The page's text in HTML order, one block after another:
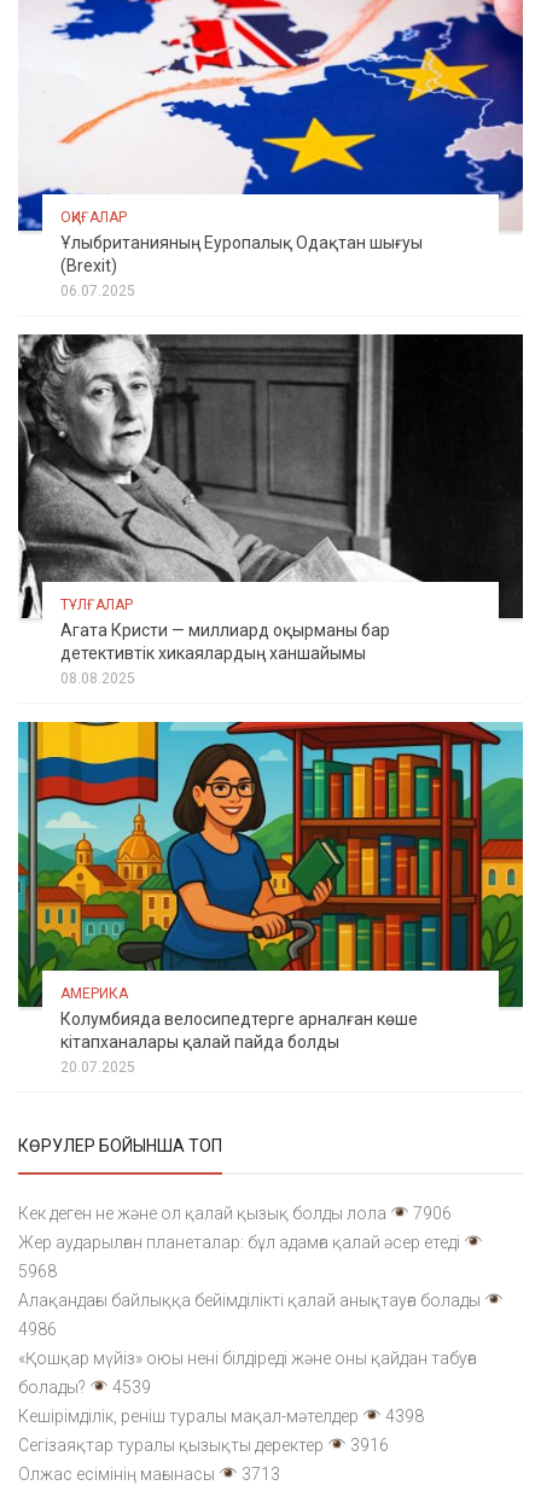
ОҚИҒАЛАР
Ұлыбританияның Еуропалық Одақтан шығуы
(Brexit)
06.07.2025
ТҰЛҒАЛАР
Агата Кристи — миллиард оқырманы бар
детективтік хикаялардың ханшайымы
08.08.2025
АМЕРИКА
Колумбияда велосипедтерге арналған көше
кітапханалары қалай пайда болды
20.07.2025
КӨРУЛЕР БОЙЫНША ТОП
Кек деген не және ол қалай қызық болды лола
7906
Жер аударылған планеталар: бұл адамға қалай әсер етеді
5968
Алақандағы байлыққа бейімділікті қалай анықтауға болады
4986
«Қошқар мүйіз» оюы нені білдіреді және оны қайдан табуға
болады?
4539
Кешірімділік, реніш туралы мақал-мәтелдер
4398
Сегізаяқтар туралы қызықты деректер
3916
Олжас есімінің мағынасы
3713